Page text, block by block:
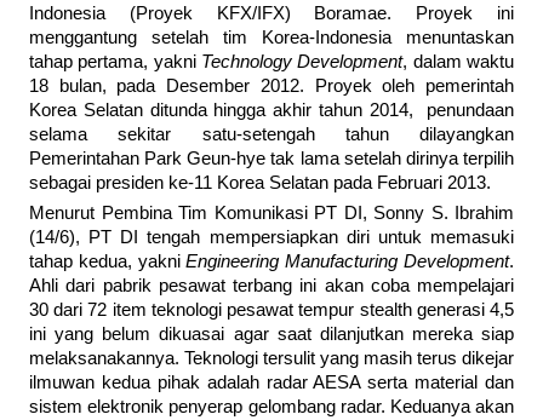
Indonesia (Proyek KFX/IFX) Boramae. Proyek ini
menggantung setelah tim Korea-Indonesia menuntaskan
tahap pertama, yakni Technology Development, dalam waktu
18 bulan, pada Desember 2012. Proyek oleh pemerintah
Korea Selatan ditunda hingga akhir tahun 2014, penundaan
selama sekitar satu-setengah tahun dilayangkan
Pemerintahan Park Geun-hye tak lama setelah dirinya terpilih
sebagai presiden ke-11 Korea Selatan pada Februari 2013.
Menurut Pembina Tim Komunikasi PT DI, Sonny S. Ibrahim
(14/6), PT DI tengah mempersiapkan diri untuk memasuki
tahap kedua, yakniEngineering Manufacturing Development.
Ahli dari pabrik pesawat terbang ini akan coba mempelajari
30 dari 72 item teknologi pesawat tempur stealth generasi 4,5
ini yang belum dikuasai agar saat dilanjutkan mereka siap
melaksanakannya. Teknologi tersulit yang masih terus dikejar
ilmuwan kedua pihak adalah radar AESA serta material dan
sistem elektronik penyerap gelombang radar. Keduanya akan